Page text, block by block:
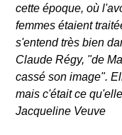
cette époque, où
femmes étaient
s'entend très bien
Claude Régy, "de
cassé son image".
mais c'était ce
Jacqueline Veuve